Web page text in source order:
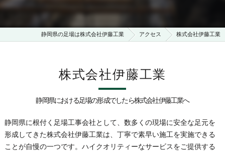
静岡県の足場は株式会社伊藤工業 アクセス 株式会社伊藤工業
静岡県における足場の形成でしたら株式会社伊藤工業へ
株式会社伊藤工業
静岡県に根付く足場工事会社として、数多くの現場に安全な足元を
形成してきた株式会社伊藤工業は、丁寧で素早い施工を実施できる
ことが自慢の一つです。ハイクオリティーなサービスをご提供する